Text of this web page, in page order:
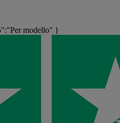
modello" }